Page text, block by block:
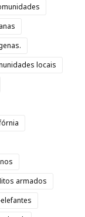
locais
armados